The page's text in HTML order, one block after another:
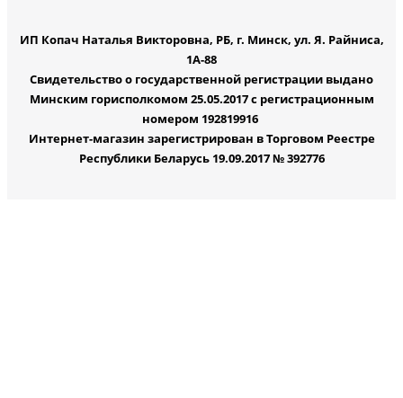
ИП Копач Наталья Викторовна, РБ, г. Минск, ул. Я. Райниса,
1А-88
Свидетельство о государственной регистрации выдано
Минским горисполкомом 25.05.2017 с регистрационным
номером 192819916
Интернет-магазин зарегистрирован в Торговом Реестре
Республики Беларусь 19.09.2017 № 392776